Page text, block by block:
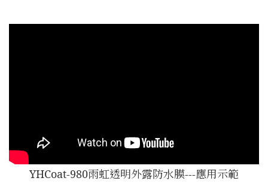
YHCoat-980雨虹透明外露防水膜---應用示範